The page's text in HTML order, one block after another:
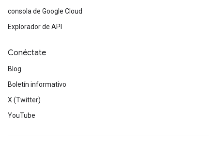
consola de Google Cloud
Explorador de API
Conéctate
Blog
Boletín informativo
X (Twitter)
YouTube